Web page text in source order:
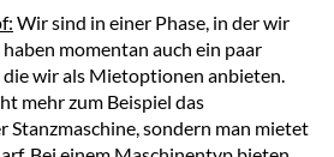
Wir sind in einer Phase, in der wir
momentan auch ein paar
wir als Mietoptionen anbieten.
mehr zum Beispiel das
Stanzmaschine, sondern man mietet